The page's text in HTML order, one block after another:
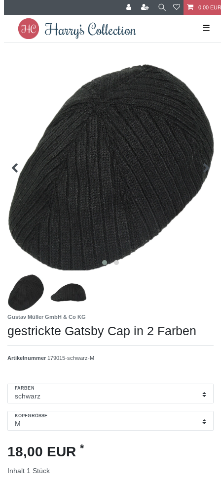
0,00 EUR
☰
Gustav Müller GmbH & Co KG
gestrickte Gatsby Cap in 2 Farben
Artikelnummer 179015-schwarz-M
FARBEN
KOPFGRÖSSE
18,00 EUR *
Inhalt 1 Stück